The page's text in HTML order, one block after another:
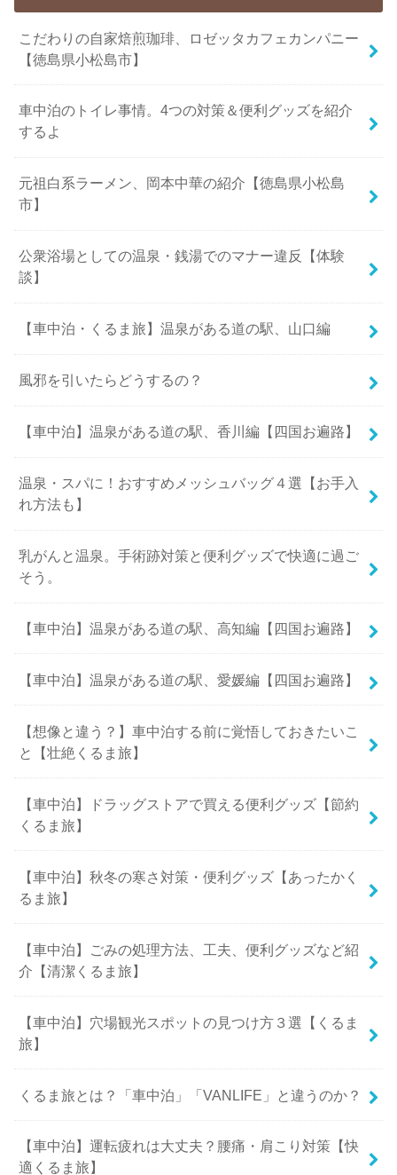
こだわりの自家焙煎珈琲、ロゼッタカフェカンパニー
【徳島県小松島市】
車中泊のトイレ事情。4つの対策＆便利グッズを紹介
するよ
元祖白系ラーメン、岡本中華の紹介【徳島県小松島
市】
公衆浴場としての温泉・銭湯でのマナー違反【体験
談】
【車中泊・くるま旅】温泉がある道の駅、山口編
風邪を引いたらどうするの？
【車中泊】温泉がある道の駅、香川編【四国お遍路】
温泉・スパに！おすすめメッシュバッグ４選【お手入
れ方法も】
乳がんと温泉。手術跡対策と便利グッズで快適に過ご
そう。
【車中泊】温泉がある道の駅、高知編【四国お遍路】
【車中泊】温泉がある道の駅、愛媛編【四国お遍路】
【想像と違う？】車中泊する前に覚悟しておきたいこ
と【壮絶くるま旅】
【車中泊】ドラッグストアで買える便利グッズ【節約
くるま旅】
【車中泊】秋冬の寒さ対策・便利グッズ【あったかく
るま旅】
【車中泊】ごみの処理方法、工夫、便利グッズなど紹
介【清潔くるま旅】
【車中泊】穴場観光スポットの見つけ方３選【くるま
旅】
くるま旅とは？「車中泊」「VANLIFE」と違うのか？
【車中泊】運転疲れは大丈夫？腰痛・肩こり対策【快
適くるま旅】